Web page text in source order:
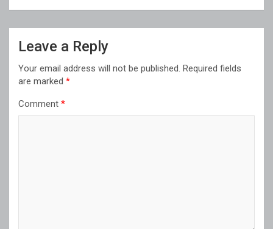
Leave a Reply
Your email address will not be published. Required fields
are marked *
Comment *